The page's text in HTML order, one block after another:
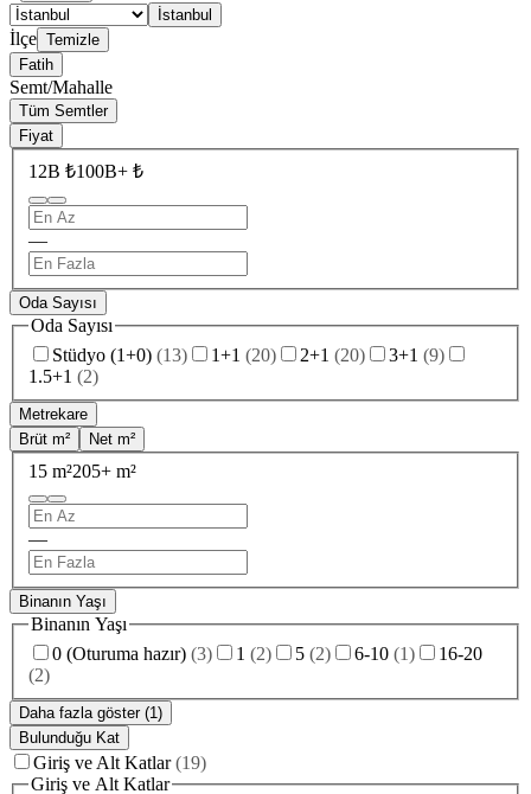
İstanbul
İlçe Temizle
Fatih
Semt/Mahalle
Tüm Semtler
Fiyat
12B ₺100B+ ₺
—
Oda Sayısı
Oda Sayısı
Stüdyo (1+0) (13) 1+1 (20) 2+1 (20) 3+1 (9)
1.5+1 (2)
Metrekare
Brüt m²
Net m²
15 m²205+ m²
—
Binanın Yaşı
Binanın Yaşı
0 (Oturuma hazır) (3) 1 (2) 5 (2) 6-10 (1)
16-20
(2)
Daha fazla göster (1)
Bulunduğu Kat
Giriş ve Alt Katlar (19)
Giriş ve Alt Katlar